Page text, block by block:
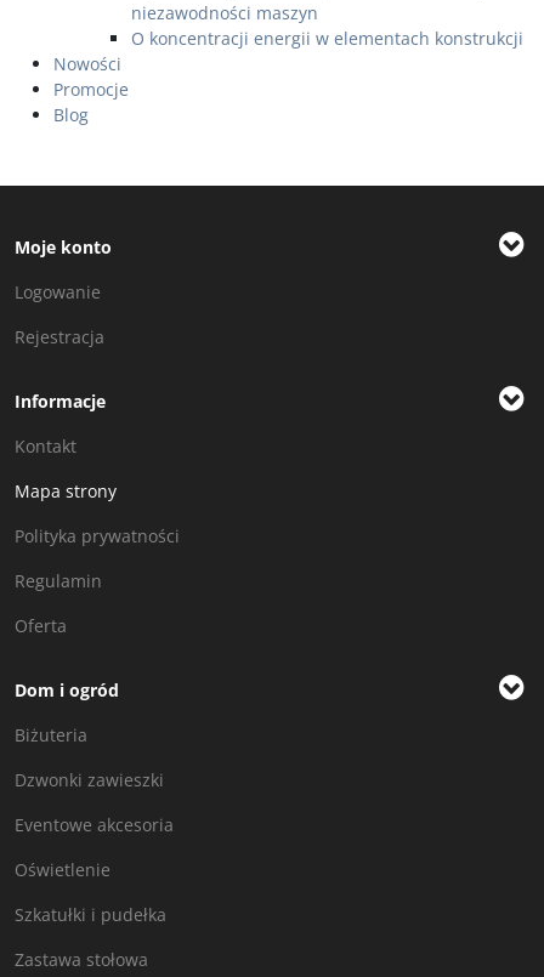
niezawodności maszyn
O koncentracji energii w elementach konstrukcji
Nowości
Promocje
Blog
Moje konto
Logowanie
Rejestracja
Informacje
Kontakt
Mapa strony
Polityka prywatności
Regulamin
Oferta
Dom i ogród
Biżuteria
Dzwonki zawieszki
Eventowe akcesoria
Oświetlenie
Szkatułki i pudełka
Zastawa stołowa